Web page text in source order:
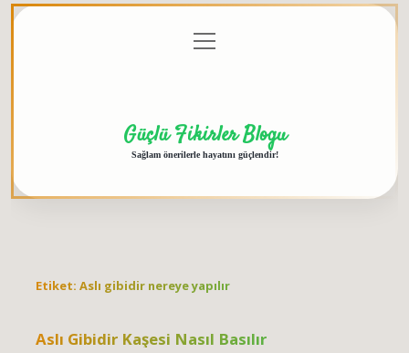
menüyü
aç
Güçlü Fikirler Blogu
Sağlam önerilerle hayatını güçlendir!
Etiket: Aslı gibidir nereye yapılır
Aslı Gibidir Kaşesi Nasıl Basılır